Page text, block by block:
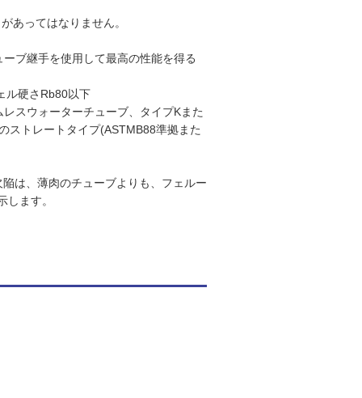
あってはなりません。
ブ継手を使用して最高の性能を得る
ル硬さRb80以下
スウォーターチューブ、タイプKまた
ストレートタイプ(ASTMB88準拠また
は、薄肉のチューブよりも、フェルー
ます。